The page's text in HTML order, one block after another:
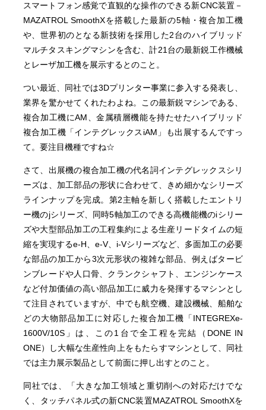
スマートフォン感覚で直観的な操作のできる新CNC装置－
MAZATROL SmoothXを搭載した最新の5軸・複合加工機
や、世界初のとなる新技術を採用した2台のハイブリッド
マルチタスキングマシンを含む、計21台の最新鋭工作機械
とレーザ加工機を展示するとのこと。
つい最近、同社では3Dプリンター事業に参入する発表し、
業界を驚かせてくれたわよね。この最新鋭マシンである、
複合加工機にAM、金属積層機能を持たせたハイブリッド
複合加工機「インテグレックスiAM」も出展するんですっ
て。要注目機種ですね☆
さて、出展機の複合加工機の代名詞インテグレックスシリ
ーズは、加工部品の形状に合わせて、きめ細かなシリーズ
ラインナップを完成。第2主軸を新しく搭載したエントリ
ー機のjシリーズ、同時5軸加工のできる高機能機のiシリー
ズや大型部品加工の工程集約による生産リードタイムの短
縮を実現するe-H、e-V、i-Vシリーズなど、多面加工の必要
な部品の加工から3次元形状の複雑な部品、例えばタービ
ンブレードや人口骨、クランクシャフト、エンジンケース
など付加価値の高い部品加工に威力を発揮するマシンとし
て注目されていますが、中でも航空機、建設機械、船舶な
どの大物部品加工に対応した複合加工機「INTEGREXe-
1600V/10S」は、この1台で全工程を完結（DONE IN
ONE）し大幅な生産性向上をもたらすマシンとして、同社
では主力展示製品として前面に押し出すとのこと。
同社では、「大きな加工領域と重切削への対応だけでな
く、タッチパネル式の新CNC装置MAZATROL SmoothXを